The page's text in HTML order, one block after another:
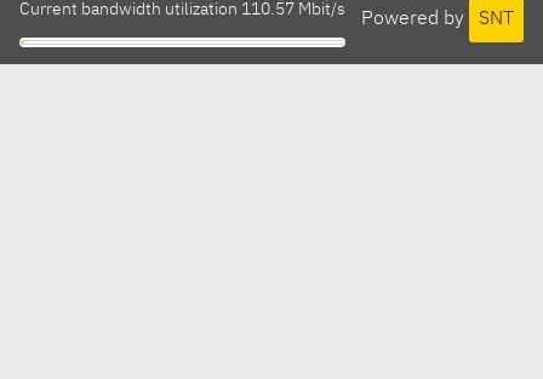
Powered by SNT
Current bandwidth utilization 110.57 Mbit/s